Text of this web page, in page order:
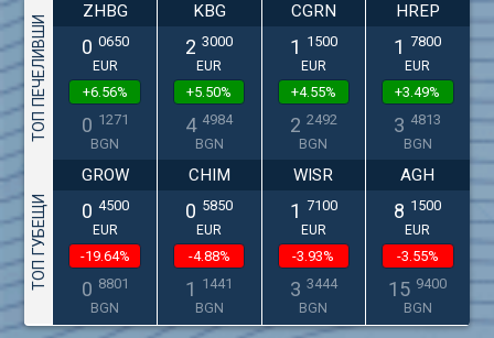
ТОП ПЕЧЕЛИВШИ
ZHBG
0 0650
EUR
+6.56%
0 1271
BGN
KBG
2 3000
EUR
+5.50%
4 4984
BGN
CGRN
1 1500
EUR
+4.55%
2 2492
BGN
HREP
1 7800
EUR
+3.49%
3 4813
BGN
ТОП ГУБЕЩИ
GROW
0 4500
EUR
-19.64%
0 8801
BGN
CHIM
0 5850
EUR
-4.88%
1 1441
BGN
WISR
1 7100
EUR
-3.93%
3 3444
BGN
AGH
8 1500
EUR
-3.55%
15 9400
BGN